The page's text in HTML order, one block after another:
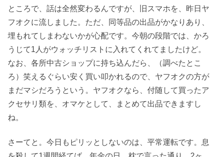
ところで、話は全然変わるんですが、旧スマホを、昨日ヤ
フオクに流しました。ただ、同等品の出品がかなりあり、
埋もれてしまわないかが心配です。今朝の段階では、かろ
うじて1人がウォッチリストに入れてくれてましたけど。
なお、各所中古ショップに持ち込んだら、（調べたとこ
ろ）笑えるぐらい安く買い叩かれるので、ヤフオクの方が
まだマシだろうという。ヤフオクなら、付随して買ったア
クセサリ類を、オマケとして、まとめて出品できますし
ね。
さーてと。今日もピリッとしないのは、平常運転です。息